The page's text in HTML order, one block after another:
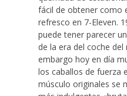
fácil de obtener como
refresco en 7-Eleven.
puede tener parecer
de la era del coche
embargo hoy en día
los caballos de fuerza
músculo originales se